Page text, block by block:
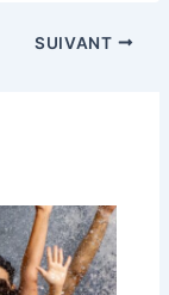
SUIVANT